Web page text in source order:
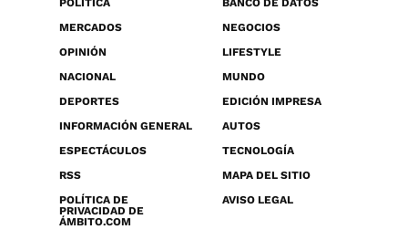
POLÍTICA
BANCO DE DATOS
MERCADOS
NEGOCIOS
OPINIÓN
LIFESTYLE
NACIONAL
MUNDO
DEPORTES
EDICIÓN IMPRESA
INFORMACIÓN GENERAL
AUTOS
ESPECTÁCULOS
TECNOLOGÍA
RSS
MAPA DEL SITIO
POLÍTICA DE
PRIVACIDAD DE
ÁMBITO.COM
AVISO LEGAL